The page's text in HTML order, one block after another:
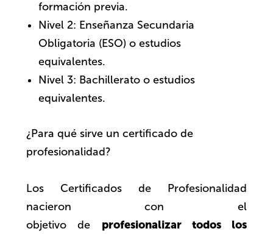
formación previa.
Nivel 2: Enseñanza Secundaria
Obligatoria (ESO) o estudios
equivalentes.
Nivel 3: Bachillerato o estudios
equivalentes.
¿Para qué sirve un certificado de
profesionalidad?
Los Certificados de Profesionalidad
nacieron con el
objetivo de profesionalizar todos los